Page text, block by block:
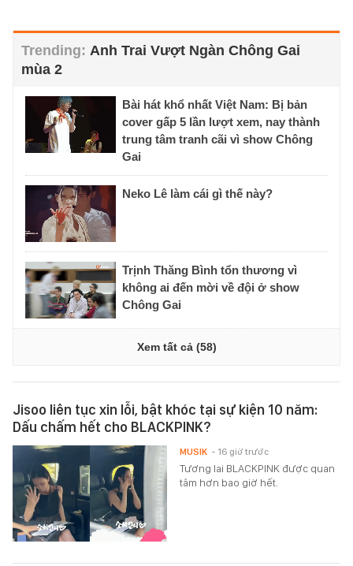
Anh Trai Vượt Ngàn Chông Gai
mùa 2
Bài hát khổ nhất Việt Nam: Bị bản
cover gấp 5 lần lượt xem, nay thành
trung tâm tranh cãi vì show Chông
Gai
Neko Lê làm cái gì thế này?
Trịnh Thăng Bình tổn thương vì
không ai đến mời về đội ở show
Chông Gai
Xem tất cả (58)
Jisoo liên tục xin lỗi, bật khóc tại sự kiện 10 năm:
Dấu chấm hết cho BLACKPINK?
Tương lai BLACKPINK được quan
tâm hơn bao giờ hết.
MUSIK - 16 giờ trước